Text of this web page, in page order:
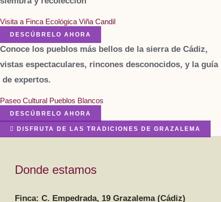
Visita a Finca Ecológica Viña Candil
DESCÚBRELO AHORA
Conoce los pueblos más bellos de la sierra de Cádiz,
vistas espectaculares, rincones desconocidos, y la guía
de expertos.
Paseo Cultural Pueblos Blancos
DESCÚBRELO AHORA
DISFRUTA DE LAS TRADICIONES DE GRAZALEMA
Donde estamos
Finca: C. Empedrada, 19 Grazalema (Cádiz)